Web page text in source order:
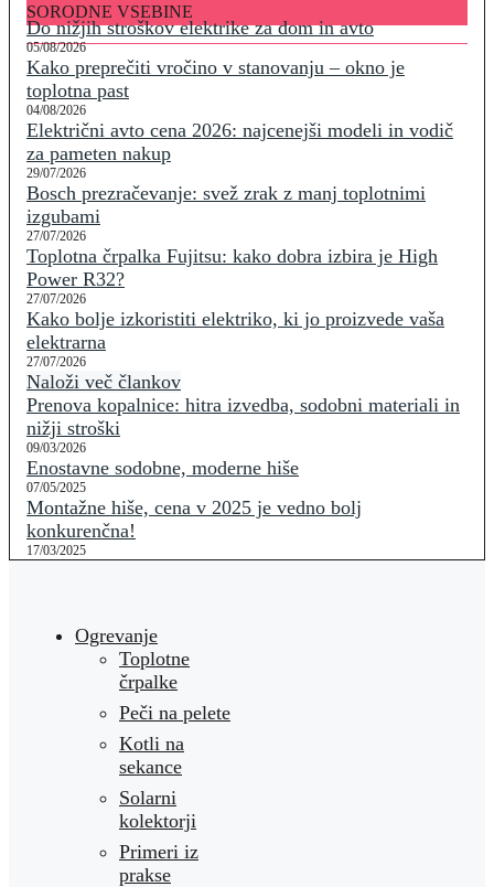
SORODNE VSEBINE
Do nižjih stroškov elektrike za dom in avto
05/08/2026
Kako preprečiti vročino v stanovanju – okno je
toplotna past
04/08/2026
Električni avto cena 2026: najcenejši modeli in vodič
za pameten nakup
29/07/2026
Bosch prezračevanje: svež zrak z manj toplotnimi
izgubami
27/07/2026
Toplotna črpalka Fujitsu: kako dobra izbira je High
Power R32?
27/07/2026
Kako bolje izkoristiti elektriko, ki jo proizvede vaša
elektrarna
27/07/2026
Naloži več člankov
Prenova kopalnice: hitra izvedba, sodobni materiali in
nižji stroški
09/03/2026
Enostavne sodobne, moderne hiše
07/05/2025
Montažne hiše, cena v 2025 je vedno bolj
konkurenčna!
17/03/2025
Ogrevanje
Toplotne
črpalke
Peči na pelete
Kotli na
sekance
Solarni
kolektorji
Primeri iz
prakse